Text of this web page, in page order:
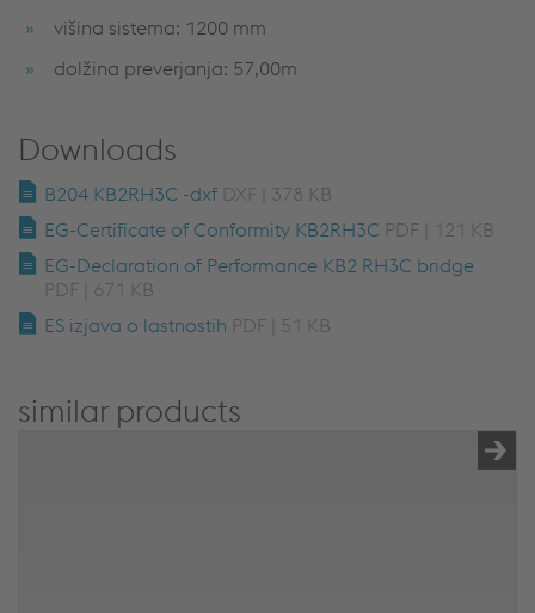
višina sistema: 1200 mm
dolžina preverjanja: 57,00m
Downloads
B204 KB2RH3C -dxf DXF | 378 KB
EG-Certificate of Conformity KB2RH3C PDF | 121 KB
EG-Declaration of Performance KB2 RH3C bridge
PDF | 671 KB
ES izjava o lastnostih PDF | 51 KB
similar products